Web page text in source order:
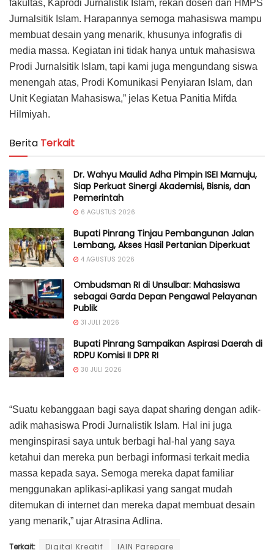
fakultas, Kaprodi Jurnalistik Islam, rekan dosen dan HMPS
Jurnalsitik Islam. Harapannya semoga mahasiswa mampu
membuat desain yang menarik, khusunya infografis di
media massa. Kegiatan ini tidak hanya untuk mahasiswa
Prodi Jurnalsitik Islam, tapi kami juga mengundang siswa
menengah atas, Prodi Komunikasi Penyiaran Islam, dan
Unit Kegiatan Mahasiswa,” jelas Ketua Panitia Mifda
Hilmiyah.
Berita Terkait
Dr. Wahyu Maulid Adha Pimpin ISEI Mamuju,
Siap Perkuat Sinergi Akademisi, Bisnis, dan
Pemerintah
6 AGUSTUS 2026
Bupati Pinrang Tinjau Pembangunan Jalan
Lembang, Akses Hasil Pertanian Diperkuat
4 AGUSTUS 2026
Ombudsman RI di Unsulbar: Mahasiswa
sebagai Garda Depan Pengawal Pelayanan
Publik
31 JULI 2026
Bupati Pinrang Sampaikan Aspirasi Daerah di
RDPU Komisi II DPR RI
30 JULI 2026
“Suatu kebanggaan bagi saya dapat sharing dengan adik-
adik mahasiswa Prodi Jurnalistik Islam. Hal ini juga
menginspirasi saya untuk berbagi hal-hal yang saya
ketahui dan mereka pun berbagi informasi terkait media
massa kepada saya. Semoga mereka dapat familiar
menggunakan aplikasi-aplikasi yang sangat mudah
ditemukan di internet dan mereka dapat membuat desain
yang menarik,” ujar Atrasina Adlina.
Terkait: Digital Kreatif
IAIN Parepare